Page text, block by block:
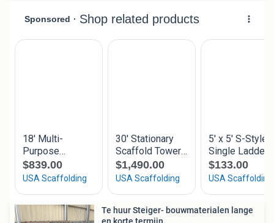
Te huur Steiger- bouwmaterialen lange